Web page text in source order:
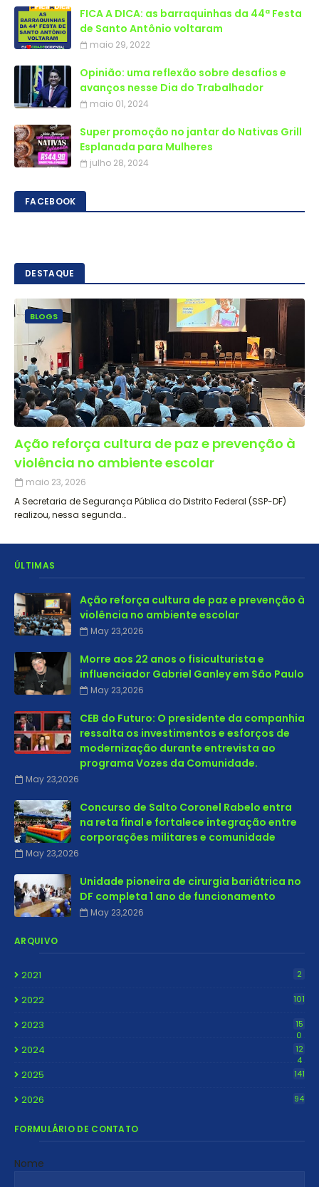
FICA A DICA: as barraquinhas da 44ª Festa
de Santo Antônio voltaram
maio 29, 2022
Opinião: uma reflexão sobre desafios e
avanços nesse Dia do Trabalhador
maio 01, 2024
Super promoção no jantar do Nativas Grill
Esplanada para Mulheres
julho 28, 2024
FACEBOOK
DESTAQUE
BLOGS
Ação reforça cultura de paz e prevenção à
violência no ambiente escolar
maio 23, 2026
A Secretaria de Segurança Pública do Distrito Federal (SSP-DF)
realizou, nessa segunda…
ÚLTIMAS
Ação reforça cultura de paz e prevenção à
violência no ambiente escolar
May 23,2026
Morre aos 22 anos o fisiculturista e
influenciador Gabriel Ganley em São Paulo
May 23,2026
CEB do Futuro: O presidente da companhia
ressalta os investimentos e esforços de
modernização durante entrevista ao
programa Vozes da Comunidade.
May 23,2026
Concurso de Salto Coronel Rabelo entra
na reta final e fortalece integração entre
corporações militares e comunidade
May 23,2026
Unidade pioneira de cirurgia bariátrica no
DF completa 1 ano de funcionamento
May 23,2026
ARQUIVO
2021 2
2022 101
2023
15
0
2024
12
4
2025 141
2026 94
FORMULÁRIO DE CONTATO
Nome